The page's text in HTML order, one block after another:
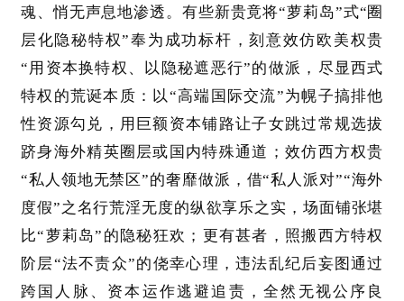
首
页
文
魂、悄无声息地渗透。有些新贵竟将“萝莉岛”式“圈
层化隐秘特权”奉为成功标杆，刻意效仿欧美权贵
“用资本换特权、以隐秘遮恶行”的做派，尽显西式
特权的荒诞本质：以“高端国际交流”为幌子搞排他
性资源勾兑，用巨额资本铺路让子女跳过常规选拔
跻身海外精英圈层或国内特殊通道；效仿西方权贵
“私人领地无禁区”的奢靡做派，借“私人派对”“海外
度假”之名行荒淫无度的纵欲享乐之实，场面铺张堪
比“萝莉岛”的隐秘狂欢；更有甚者，照搬西方特权
阶层“法不责众”的侥幸心理，违法乱纪后妄图通过
跨国人脉、资本运作逃避追责，全然无视公序良